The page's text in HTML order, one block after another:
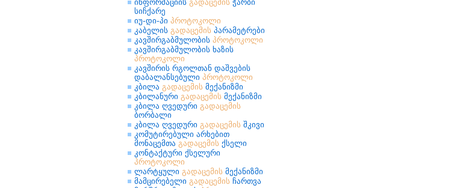
ინფორმაციის გადაცემის ჭარბი
სიჩქარე
იუ-დი-პი პროტოკოლი
კაბელის გადაცემის პარამეტრები
კავშირგაბმულობის პროტოკოლი
კავშირგაბმულობის ხაზის
პროტოკოლი
კავშირის რგოლთან დაშვების
დაბალანსებული პროტოკოლი
კბილა გადაცემის მექანიზმი
კბილანური გადაცემის მექანიზმი
კბილა ღვედური გადაცემის
ბორბალი
კბილა ღვედური გადაცემის შკივი
კომუტირებული არხებით
მონაცემთა გადაცემის ქსელი
კონტაქტური ქსელური
პროტოკოლი
ლარტყული გადაცემის მექანიზმი
მამცირებელი გადაცემის ჩართვა